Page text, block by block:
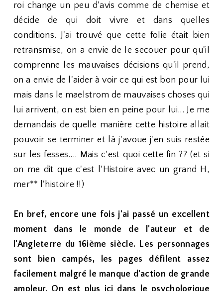
roi change un peu d'avis comme de chemise et
décide de qui doit vivre et dans quelles
conditions. J'ai trouvé que cette folie était bien
retransmise, on a envie de le secouer pour qu'il
comprenne les mauvaises décisions qu'il prend,
on a envie de l'aider à voir ce qui est bon pour lui
mais dans le maelstrom de mauvaises choses qui
lui arrivent, on est bien en peine pour lui... Je me
demandais de quelle manière cette histoire allait
pouvoir se terminer et là j'avoue j'en suis restée
sur les fesses.... Mais c'est quoi cette fin ?? (et si
on me dit que c'est l'Histoire avec un grand H,
mer** l'histoire !!)
En bref, encore une fois j'ai passé un excellent
moment dans le monde de l'auteur et de
l'Angleterre du 16ième siècle. Les personnages
sont bien campés, les pages défilent assez
facilement malgré le manque d'action de grande
ampleur. On est plus ici dans le psychologique